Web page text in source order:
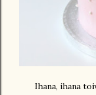
Ihana, ihana